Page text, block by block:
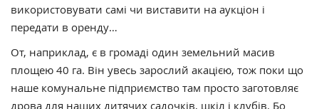
використовувати самі чи виставити на аукціон і
передати в оренду…
От, наприклад, є в громаді один земельний масив
площею 40 га. Він увесь зарослий акацією, тож поки що
наше комунальне підприємство там просто заготовляє
дрова для наших дитячих садочків, шкіл і клубів. Бо